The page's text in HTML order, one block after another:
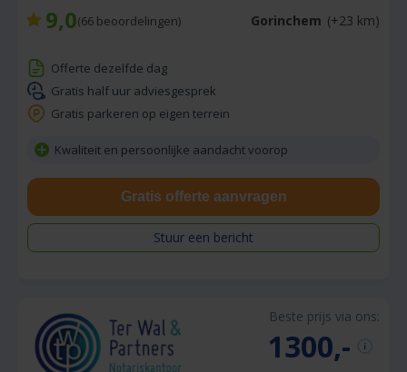
9,0(66 beoordelingen) Gorinchem (+23 km)
Offerte dezelfde dag
Gratis half uur adviesgesprek
Gratis parkeren op eigen terrein
Kwaliteit en persoonlijke aandacht voorop
Gratis offerte aanvragen
Stuur een bericht
Beste prijs via ons:
1300,-